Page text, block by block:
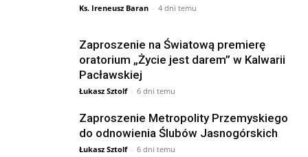
Ks. Ireneusz Baran - 4 dni temu
Zaproszenie na Światową premierę
oratorium „Życie jest darem” w Kalwarii
Pacławskiej
Łukasz Sztolf - 6 dni temu
Zaproszenie Metropolity Przemyskiego
do odnowienia Ślubów Jasnogórskich
Łukasz Sztolf - 6 dni temu